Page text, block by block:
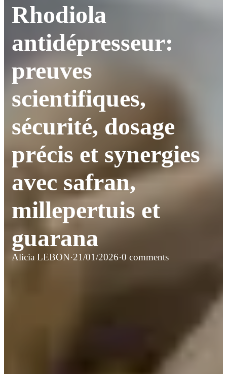
Rhodiola
antidépresseur:
preuves
scientifiques,
sécurité, dosage
précis et synergies
avec safran,
millepertuis et
guarana
Alicia LEBON·21/01/2026·0 comments